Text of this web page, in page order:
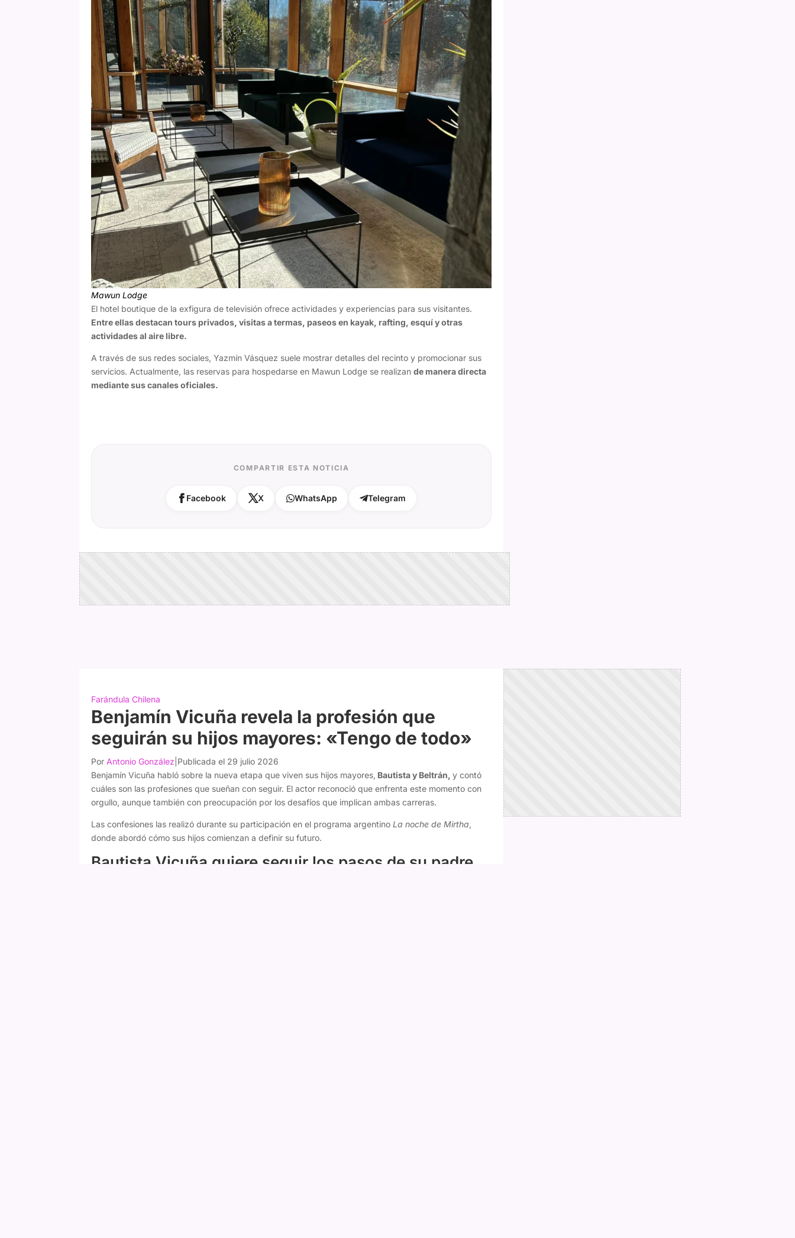
Mawun Lodge
El hotel boutique de la exfigura de televisión ofrece actividades y experiencias para sus visitantes.
Entre ellas destacan tours privados, visitas a termas, paseos en kayak, rafting, esquí y otras
actividades al aire libre.
A través de sus redes sociales, Yazmín Vásquez suele mostrar detalles del recinto y promocionar sus
servicios. Actualmente, las reservas para hospedarse en Mawun Lodge se realizande manera directa
mediante sus canales oficiales.
COMPARTIR ESTA NOTICIA
Facebook X WhatsApp Telegram
Farándula Chilena
Benjamín Vicuña revela la profesión que
seguirán su hijos mayores: «Tengo de todo»
Por Antonio González Publicada el 29 julio 2026
Benjamín Vicuña habló sobre la nueva etapa que viven sus hijos mayores, Bautista y Beltrán,y contó
cuáles son las profesiones que sueñan con seguir. El actor reconoció que enfrenta este momento con
orgullo, aunque también con preocupación por los desafíos que implican ambas carreras.
Las confesiones las realizó durante su participación en el programa argentinoLa noche de Mirtha,
donde abordó cómo sus hijos comienzan a definir su futuro.
Bautista Vicuña quiere seguir los pasos de su padre